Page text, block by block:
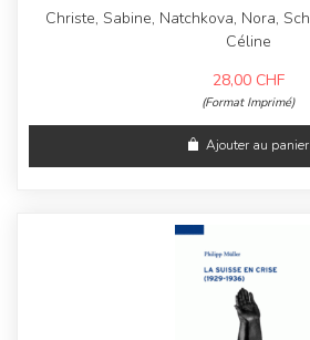
Christe, Sabine, Natchkova, Nora,
Céline
28,00 CHF
(Format Imprimé)
Ajouter au panier